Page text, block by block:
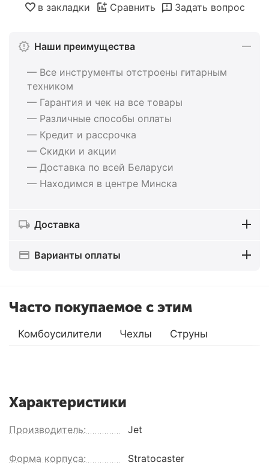
в закладки Сравнить Задать вопрос
Наши преимущества
— Все инструменты отстроены гитарным
техником
— Гарантия и чек на все товары
— Различные способы оплаты
— Кредит и рассрочка
— Скидки и акции
— Доставка по всей Беларуси
— Находимся в центре Минска
Доставка
Варианты оплаты
Часто покупаемое с этим
Комбоусилители Чехлы Струны
Характеристики
Производитель: Jet
Форма корпуса: Stratocaster